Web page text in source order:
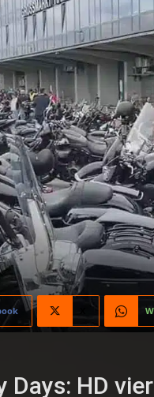
Days: HD